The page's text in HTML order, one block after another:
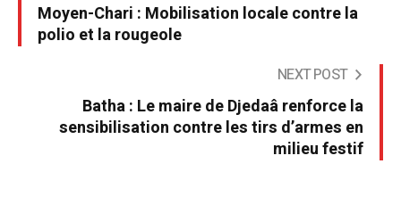
Moyen-Chari : Mobilisation locale contre la
polio et la rougeole
NEXT POST
Batha : Le maire de Djedaâ renforce la
sensibilisation contre les tirs d’armes en
milieu festif